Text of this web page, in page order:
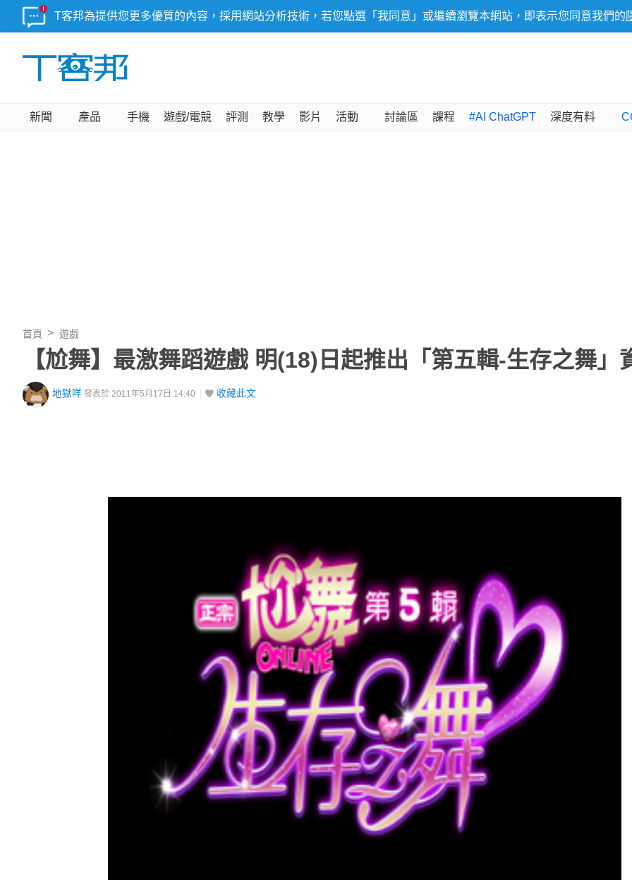
T客邦為提供您更多優質的內容，採用網站分析技術，若您點選「我同意」或繼續瀏覽本網站，即表示您同意我們的
新聞 產品 手機 遊戲/電競 評測 教學 影片 活動 討論區 課程 #AI ChatGPT 深度有料
首頁 遊戲
【尬舞】最激舞蹈遊戲 明(18)日起推出「第五輯-生存之舞」
地獄咩 發表於 2011年5月17日 14:40 收藏此文